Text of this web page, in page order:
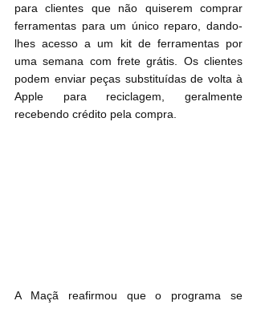
para clientes que não quiserem comprar
ferramentas para um único reparo, dando-
lhes acesso a um kit de ferramentas por
uma semana com frete grátis. Os clientes
podem enviar peças substituídas de volta à
Apple para reciclagem, geralmente
recebendo crédito pela compra.
A Maçã reafirmou que o programa se